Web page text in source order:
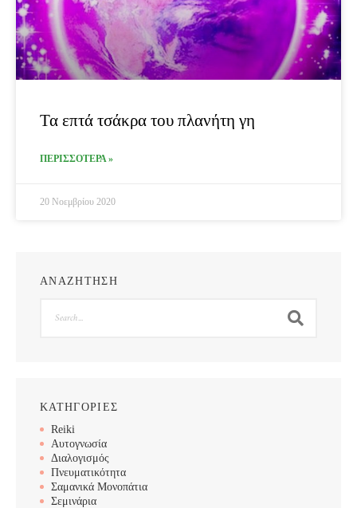
Τα επτά τσάκρα του πλανήτη γη
ΠΕΡΙΣΣΟΤΕΡΑ »
20 Νοεμβρίου 2020
ΑΝΑΖΗΤΗΣΗ
ΚΑΤΗΓΟΡΙΕΣ
Reiki
Αυτογνωσία
Διαλογισμός
Πνευματικότητα
Σαμανικά Μονοπάτια
Σεμινάρια